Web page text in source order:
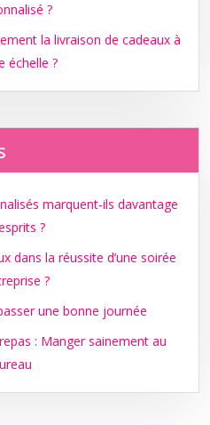
?
la livraison de cadeaux à
échelle ?
marquent-ils davantage
?
dans la réussite d’une soirée
?
une bonne journée
: Manger sainement au